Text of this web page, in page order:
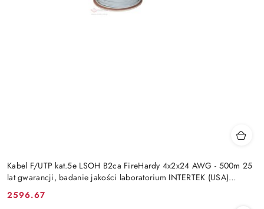
Kabel F/UTP kat.5e LSOH B2ca FireHardy 4x2x24 AWG - 500m 25
lat gwarancji, badanie jakości laboratorium INTERTEK (USA)
ALANTEC
Cena:
2596.67